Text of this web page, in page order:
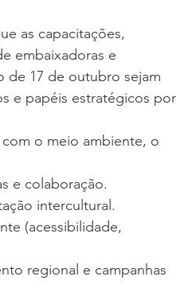
as capacitações,
embaixadoras e
de 17 de outubro sejam
e papéis estratégicos por
o meio ambiente, o
e colaboração.
intercultural.
(acessibilidade,
regional e campanhas